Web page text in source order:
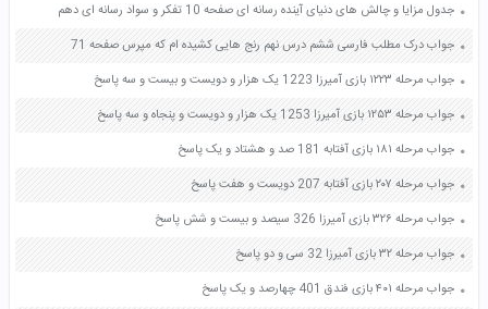
جدول مزایا و چالش های دنیای آینده رسانه ای صفحه 10 تفکر و سواد رسانه ای دهم
جواب درک مطلب فارسی ششم درس نهم رنج هایی کشیده ام که مپرس صفحه 71
جواب مرحله ۱۲۲۳ بازی آمیرزا 1223 یک هزار و دویست و بیست و سه پاسخ
جواب مرحله ۱۲۵۳ بازی آمیرزا 1253 یک هزار و دویست و پنجاه و سه پاسخ
جواب مرحله ۱۸۱ بازی آفتابه 181 صد و هشتاد و یک پاسخ
جواب مرحله ۲۰۷ بازی آفتابه 207 دویست و هفت پاسخ
جواب مرحله ۳۲۶ بازی آمیرزا 326 سیصد و بیست و شش پاسخ
جواب مرحله ۳۲ بازی آمیرزا 32 سی و دو پاسخ
جواب مرحله ۴۰۱ بازی فندق 401 چهارصد و یک پاسخ